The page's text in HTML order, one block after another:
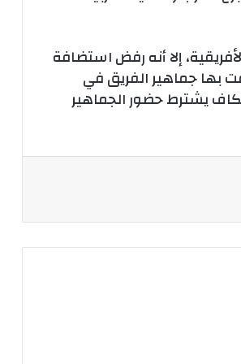
إلا أنه رفض استضافة
بها جماهير الفريق في
يشترط حضور الجماهير